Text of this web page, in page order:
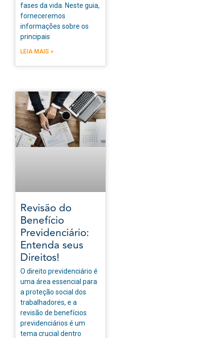
fases da vida. Neste guia,
forneceremos
informações sobre os
principais
LEIA MAIS »
Revisão do
Benefício
Previdenciário:
Entenda seus
Direitos!
O direito previdenciário é
uma área essencial para
a proteção social dos
trabalhadores, e a
revisão de benefícios
previdenciários é um
tema crucial dentro